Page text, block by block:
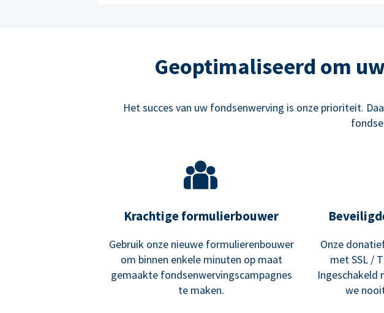
Geoptimaliseerd om
Het succes van uw fondsenwerving is onze prioriteit.
Krachtige formulierbouwer
Gebruik onze nieuwe formulierenbouwer
om binnen enkele minuten op maat
gemaakte fondsenwervingscampagnes
te maken.
Onze
met SSL /
Ingeschakeld
we